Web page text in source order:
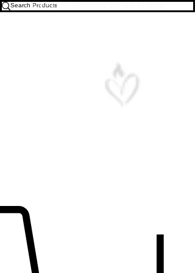
Free U.S. Shipping on All Orders